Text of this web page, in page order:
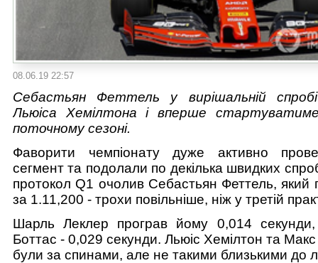
08.06.19 22:57
Себастьян Феттель у вирішальній
Льюіса Хемілтона і вперше
поточному сезоні.
Фаворити чемпіонату дуже активно
сегмент та подолали по декілька швидких
протокол Q1 очолив Себастьян Феттель, який
за 1.11,200 - трохи повільніше, ніж у третій
Шарль Леклер програв йому 0,014
Боттас - 0,029 секунди. Льюіс Хемілтон та
були за спинами, але не такими близькими до